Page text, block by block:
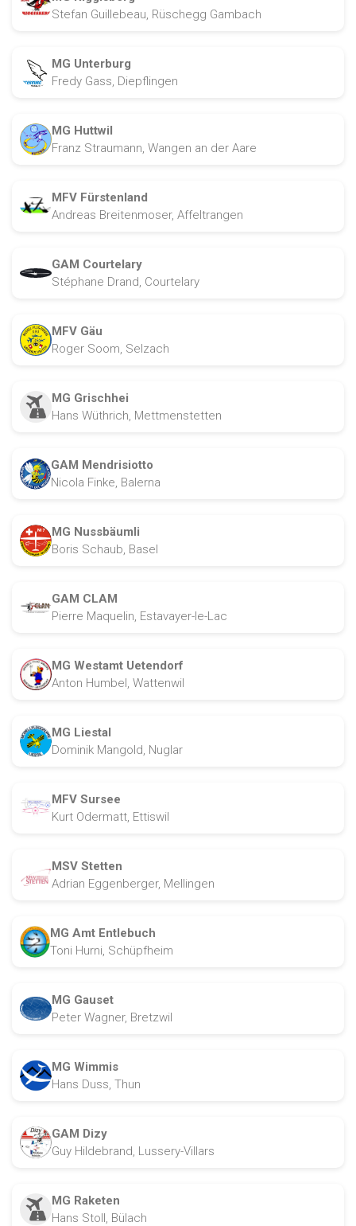
Stefan Guillebeau, Rüschegg Gambach
MG Unterburg
Fredy Gass, Diepflingen
MG Huttwil
Franz Straumann, Wangen an der Aare
MFV Fürstenland
Andreas Breitenmoser, Affeltrangen
GAM Courtelary
Stéphane Drand, Courtelary
MFV Gäu
Roger Soom, Selzach
MG Grischhei
Hans Wüthrich, Mettmenstetten
GAM Mendrisiotto
Nicola Finke, Balerna
MG Nussbäumli
Boris Schaub, Basel
GAM CLAM
Pierre Maquelin, Estavayer-le-Lac
MG Westamt Uetendorf
Anton Humbel, Wattenwil
MG Liestal
Dominik Mangold, Nuglar
MFV Sursee
Kurt Odermatt, Ettiswil
MSV Stetten
Adrian Eggenberger, Mellingen
MG Amt Entlebuch
Toni Hurni, Schüpfheim
MG Gauset
Peter Wagner, Bretzwil
MG Wimmis
Hans Duss, Thun
GAM Dizy
Guy Hildebrand, Lussery-Villars
MG Raketen
Hans Stoll, Bülach